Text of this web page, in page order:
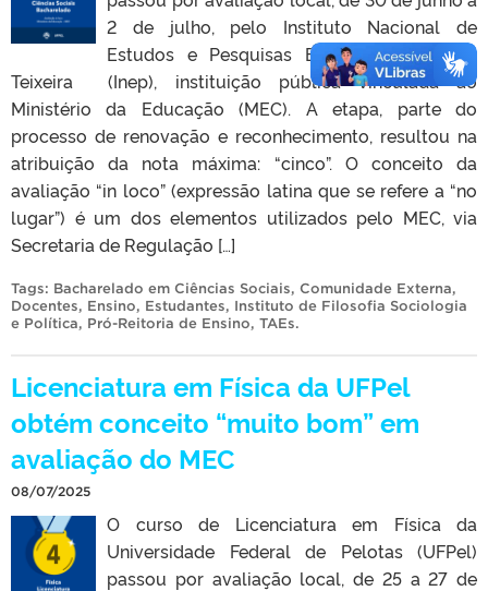
2 de julho, pelo Instituto Nacional de
Estudos e Pesquisas Educacionais Anísio
Teixeira (Inep), instituição pública vinculada ao
Ministério da Educação (MEC). A etapa, parte do
processo de renovação e reconhecimento, resultou na
atribuição da nota máxima: “cinco”. O conceito da
avaliação “in loco” (expressão latina que se refere a “no
lugar”) é um dos elementos utilizados pelo MEC, via
Secretaria de Regulação […]
Tags: Bacharelado em Ciências Sociais, Comunidade Externa,
Docentes, Ensino, Estudantes, Instituto de Filosofia Sociologia
e Política, Pró-Reitoria de Ensino, TAEs.
Licenciatura em Física da UFPel
obtém conceito “muito bom” em
avaliação do MEC
08/07/2025
O curso de Licenciatura em Física da
Universidade Federal de Pelotas (UFPel)
passou por avaliação local, de 25 a 27 de